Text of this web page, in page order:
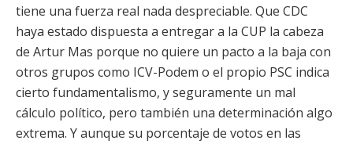
tiene una fuerza real nada despreciable. Que CDC
haya estado dispuesta a entregar a la CUP la cabeza
de Artur Mas porque no quiere un pacto a la baja con
otros grupos como ICV-Podem o el propio PSC indica
cierto fundamentalismo, y seguramente un mal
cálculo político, pero también una determinación algo
extrema. Y aunque su porcentaje de votos en las